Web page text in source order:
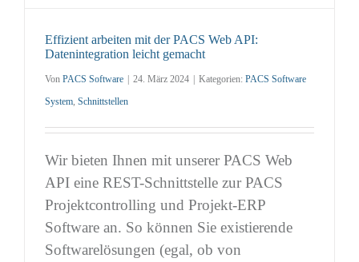
Effizient arbeiten mit der PACS Web API:
Datenintegration leicht gemacht
Von PACS Software 24. März 2024 Kategorien: PACS Software
System, Schnittstellen
Wir bieten Ihnen mit unserer PACS Web
API eine REST-Schnittstelle zur PACS
Projektcontrolling und Projekt-ERP
Software an. So können Sie existierende
Softwarelösungen (egal, ob von